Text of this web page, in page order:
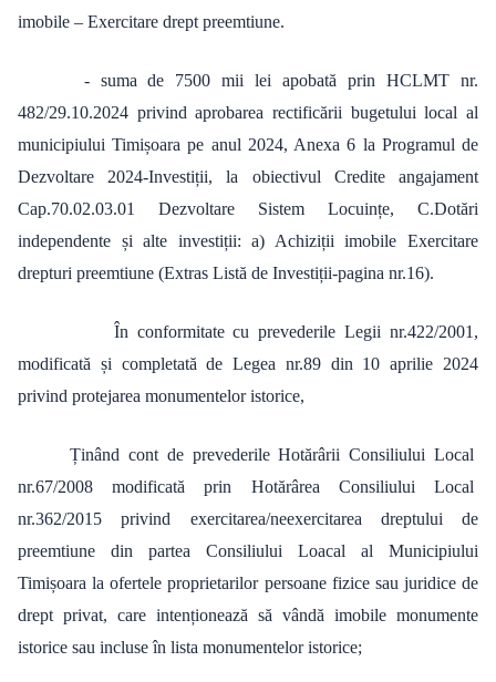
imobile – Exercitare drept preemtiune.
- suma de 7500 mii lei apobată prin HCLMT nr.
482/29.10.2024 privind aprobarea rectificării bugetului local al
municipiului Timișoara pe anul 2024, Anexa 6 la Programul de
Dezvoltare 2024-Investiții, la obiectivul Credite angajament
Cap.70.02.03.01 Dezvoltare Sistem Locuințe, C.Dotări
independente și alte investiții: a) Achiziții imobile Exercitare
drepturi preemtiune (Extras Listă de Investiții-pagina nr.16).
În conformitate cu prevederile Legii nr.422/2001,
modificată și completată de Legea nr.89 din 10 aprilie 2024
privind protejarea monumentelor istorice,
Ținând cont de prevederile Hotărârii Consiliului Local
nr.67/2008 modificată prin Hotărârea Consiliului Local
nr.362/2015 privind exercitarea/neexercitarea dreptului de
preemtiune din partea Consiliului Loacal al Municipiului
Timișoara la ofertele proprietarilor persoane fizice sau juridice de
drept privat, care intenționează să vândă imobile monumente
istorice sau incluse în lista monumentelor istorice;